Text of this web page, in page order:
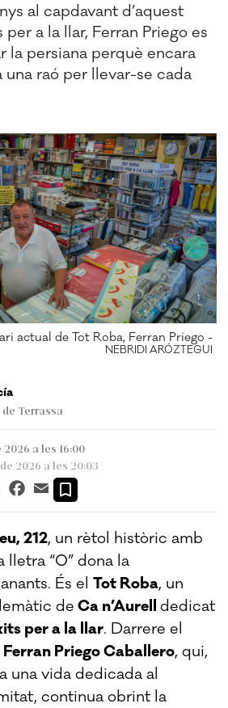
al capdavant d’aquest
a la llar, Ferran Priego es
la persiana perquè encara
raó per llevar-se cada
actual de Tot Roba, Ferran Priego -
NEBRIDI ARÓZTEGUI
Terrassa
a les 16:00
2026 a les 20:03
LinkedInFacebook
Email
212, un rètol històric amb
“O” dona la
És elTot Roba, un
de Ca n’Aurelldedicat
per a la llar. Darrere el
Ferran Priego Caballero, qui,
una vida dedicada al
continua obrint la